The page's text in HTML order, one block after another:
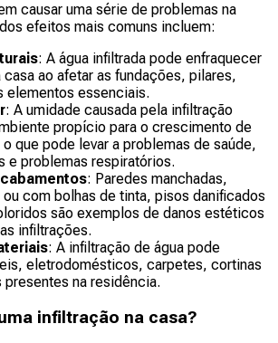
causar uma série de problemas na
efeitos mais comuns incluem:
: A água infiltrada pode enfraquecer
casa ao afetar as fundações, pilares,
elementos essenciais.
: A umidade causada pela infiltração
propício para o crescimento de
que pode levar a problemas de saúde,
e problemas respiratórios.
: Paredes manchadas,
com bolhas de tinta, pisos danificados
são exemplos de danos estéticos
infiltrações.
: A infiltração de água pode
eletrodomésticos, carpetes, cortinas
presentes na residência.
infiltração na casa?